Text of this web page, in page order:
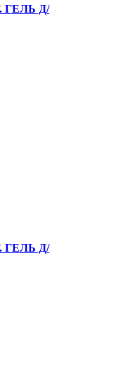
ГЕЛЬ Д/
ГЕЛЬ Д/